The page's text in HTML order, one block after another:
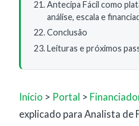
Antecipa Fácil como
análise, escala e
Conclusão
Leituras e próximos
Início > Portal >
explicado para Analista de